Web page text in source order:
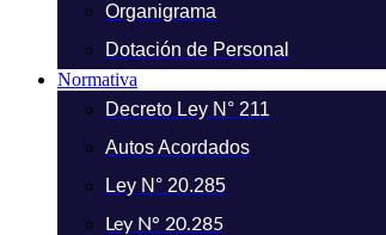
Organigrama
Dotación de Personal
Normativa
Decreto Ley N° 211
Autos Acordados
Ley N° 20.285
Ley N° 20.285